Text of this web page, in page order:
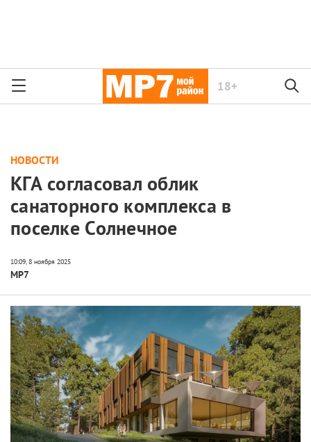
18+
НОВОСТИ
КГА согласовал облик
санаторного комплекса в
поселке Солнечное
МР7